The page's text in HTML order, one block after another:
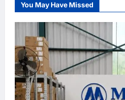
You May Have Missed